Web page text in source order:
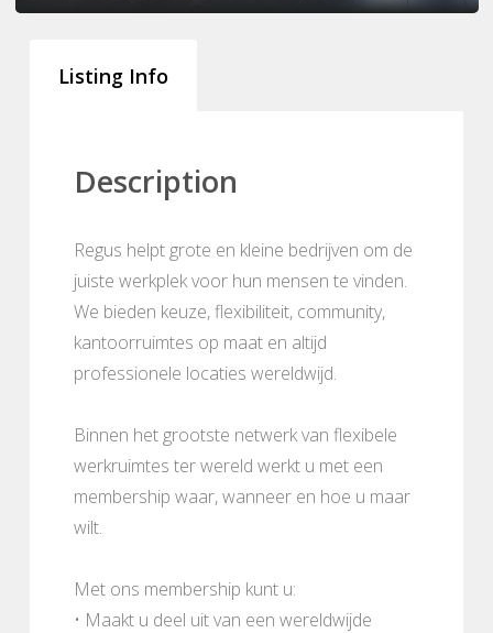
Listing Info
Description
Regus helpt grote en kleine bedrijven om de
juiste werkplek voor hun mensen te vinden.
We bieden keuze, flexibiliteit, community,
kantoorruimtes op maat en altijd
professionele locaties wereldwijd.
Binnen het grootste netwerk van flexibele
werkruimtes ter wereld werkt u met een
membership waar, wanneer en hoe u maar
wilt.
Met ons membership kunt u:
• Maakt u deel uit van een wereldwijde